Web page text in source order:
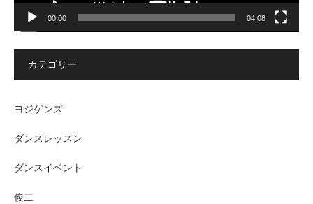
00:00 04:08
カテゴリー
ヨジゲンズ
ダンスレッスン
ダンスイベント
俊二